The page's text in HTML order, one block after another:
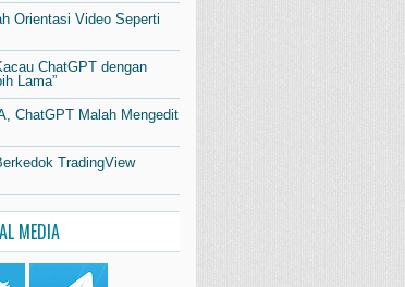
Orientasi Video Seperti
ChatGPT dengan
Lama”
ChatGPT Malah Mengedit
TradingView
MEDIA